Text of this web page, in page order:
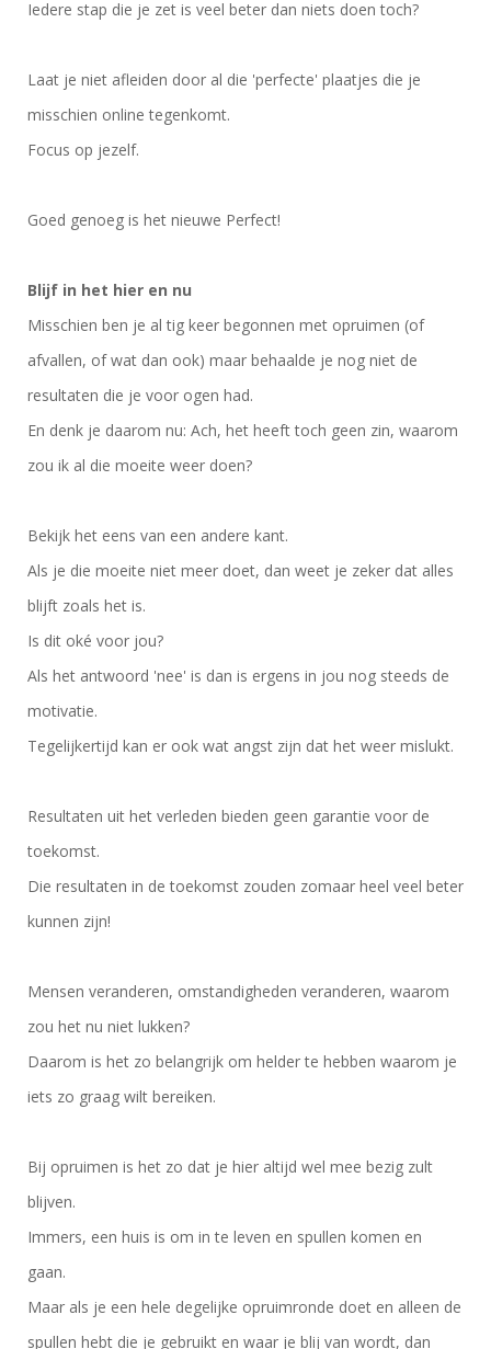
Iedere stap die je zet is veel beter dan niets doen toch?
Laat je niet afleiden door al die 'perfecte' plaatjes die je
misschien online tegenkomt.
Focus op jezelf.
Goed genoeg is het nieuwe Perfect!
Blijf in het hier en nu
Misschien ben je al tig keer begonnen met opruimen (of
afvallen, of wat dan ook) maar behaalde je nog niet de
resultaten die je voor ogen had.
En denk je daarom nu: Ach, het heeft toch geen zin, waarom
zou ik al die moeite weer doen?
Bekijk het eens van een andere kant.
Als je die moeite niet meer doet, dan weet je zeker dat alles
blijft zoals het is.
Is dit oké voor jou?
Als het antwoord 'nee' is dan is ergens in jou nog steeds de
motivatie.
Tegelijkertijd kan er ook wat angst zijn dat het weer mislukt.
Resultaten uit het verleden bieden geen garantie voor de
toekomst.
Die resultaten in de toekomst zouden zomaar heel veel beter
kunnen zijn!
Mensen veranderen, omstandigheden veranderen, waarom
zou het nu niet lukken?
Daarom is het zo belangrijk om helder te hebben waarom je
iets zo graag wilt bereiken.
Bij opruimen is het zo dat je hier altijd wel mee bezig zult
blijven.
Immers, een huis is om in te leven en spullen komen en
gaan.
Maar als je een hele degelijke opruimronde doet en alleen de
spullen hebt die je gebruikt en waar je blij van wordt, dan